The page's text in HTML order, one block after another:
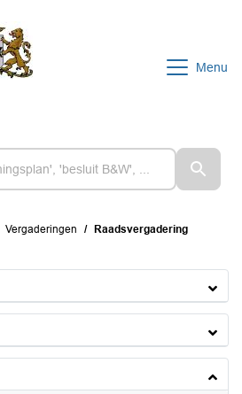
Menu
Vergaderingen Raadsvergadering